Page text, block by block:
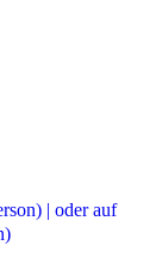
| oder auf